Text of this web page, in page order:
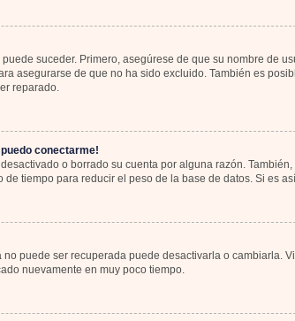
suceder. Primero, asegúrese de que su nombre de
asegurarse de que no ha sido excluido. También es
reparado.
conectarme!
o borrado su cuenta por alguna razón.
tiempo para reducir el peso de la base de datos. Si es
no puede ser recuperada puede desactivarla o cambiarla.
nuevamente en muy poco tiempo.